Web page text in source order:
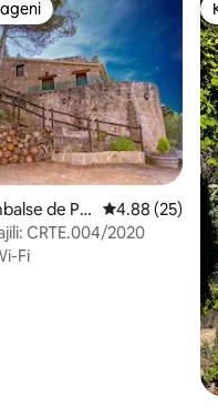
de Pe
Ukadiriaji wa
4.88 (25)
CRTE.004/2020
Fi